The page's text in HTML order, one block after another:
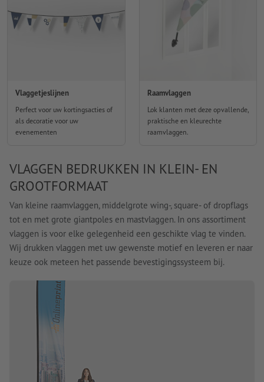
Vlaggetjeslijnen
Perfect voor uw kortingsacties of
als decoratie voor uw
evenementen
Raamvlaggen
Lok klanten met deze opvallende,
praktische en kleurechte
raamvlaggen.
VLAGGEN BEDRUKKEN IN KLEIN- EN
GROOTFORMAAT
Van kleine raamvlaggen, middelgrote wing-, square- of dropflags
tot en met grote giantpoles en mastvlaggen. In ons assortiment
vlaggen is voor elke gelegenheid een geschikte vlag te vinden.
Wij drukken vlaggen met uw gewenste motief en leveren er naar
keuze ook meteen het passende bevestigingssysteem bij.